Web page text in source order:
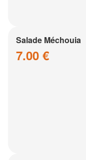
Salade Méchouia
7.00 €